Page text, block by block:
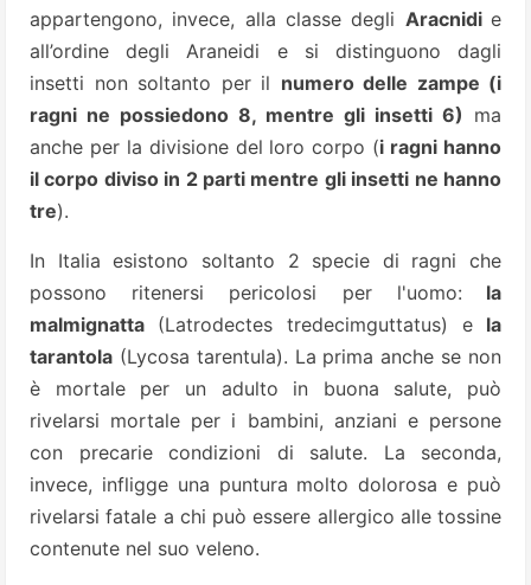
appartengono, invece, alla classe degli Aracnidie
all’ordine degli Araneidi e si distinguono dagli
insetti non soltanto per il numero delle zampe (i
ragni ne possiedono 8, mentre gli insetti 6) ma
anche per la divisione del loro corpo (i ragni hanno
il corpo diviso in 2 parti mentre gli insetti ne hanno
tre).
In Italia esistono soltanto 2 specie di ragni che
possono ritenersi pericolosi per l'uomo: la
malmignatta (Latrodectes tredecimguttatus) e la
tarantola (Lycosa tarentula). La prima anche se non
è mortale per un adulto in buona salute, può
rivelarsi mortale per i bambini, anziani e persone
con precarie condizioni di salute. La seconda,
invece, infligge una puntura molto dolorosa e può
rivelarsi fatale a chi può essere allergico alle tossine
contenute nel suo veleno.